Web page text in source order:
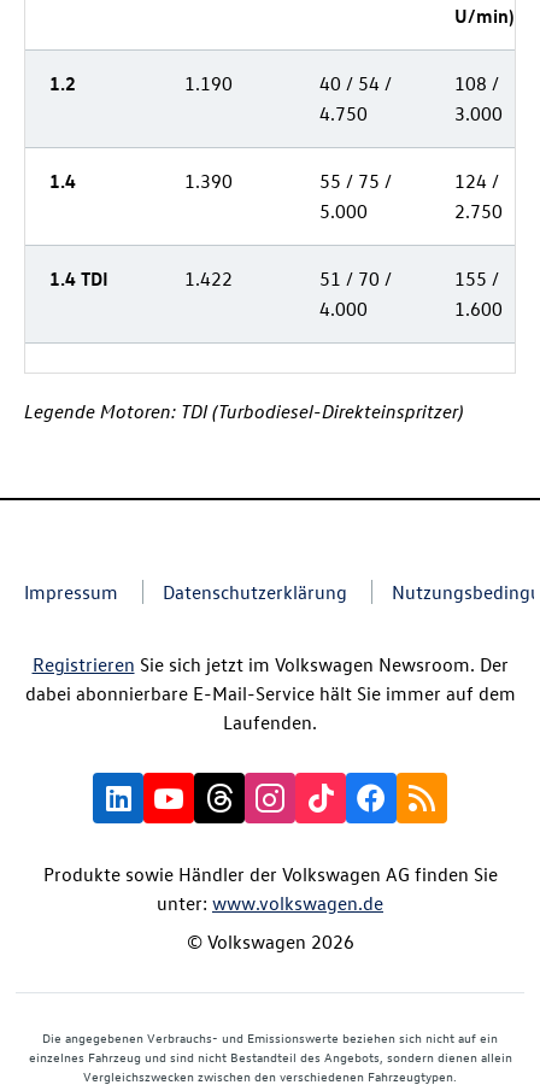
U/min)
1.2 1.190
40 / 54 /
4.750
108 /
3.000
1.4 1.390
55 / 75 /
5.000
124 /
2.750
1.4 TDI 1.422
51 / 70 /
4.000
155 /
1.600
Legende Motoren: TDI (Turbodiesel-Direkteinspritzer)
Impressum Datenschutzerklärung
Registrieren Sie sich jetzt im Volkswagen Newsroom. Der
dabei abonnierbare E-Mail-Service hält Sie immer auf dem
Laufenden.
Produkte sowie Händler der Volkswagen AG finden Sie
unter: www.volkswagen.de
© Volkswagen 2026
Die angegebenen Verbrauchs- und Emissionswerte beziehen sich nicht auf ein
einzelnes Fahrzeug und sind nicht Bestandteil des Angebots, sondern dienen allein
Vergleichszwecken zwischen den verschiedenen Fahrzeugtypen.